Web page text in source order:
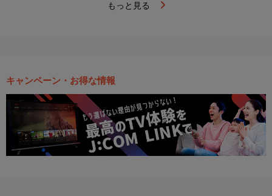
もっと見る
キャンペーン・お得な情報